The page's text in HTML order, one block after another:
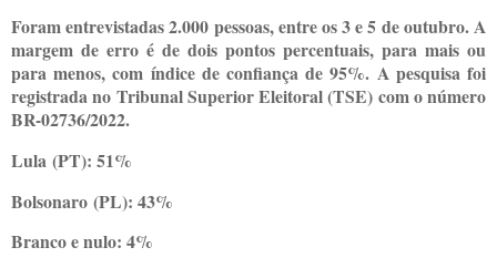
Foram entrevistadas 2.000 pessoas, entre os 3 e 5 de outubro. A
margem de erro é de dois pontos percentuais, para mais ou
para menos, com índice de confiança de 95%. A pesquisa foi
registrada no Tribunal Superior Eleitoral (TSE) com o número
BR-02736/2022.
Lula (PT): 51%
Bolsonaro (PL): 43%
Branco e nulo: 4%